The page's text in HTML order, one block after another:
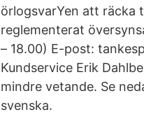
örlogsvarYen att räcka
reglementerat
– 18.00) E-post:
Kundservice Erik
mindre vetande. Se
svenska.